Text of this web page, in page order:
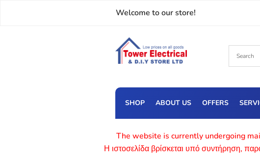
Welcome to our store!
SHOP ABOUT US OFFERS
The website is currently undergoing
Η ιστοσελίδα βρίσκεται υπό συντήρηση,